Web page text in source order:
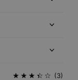
(3)